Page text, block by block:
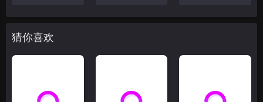
猜你喜欢